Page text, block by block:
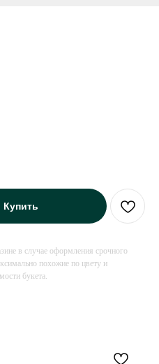
Купить
в случае оформления срочного
похожие по цвету и
букета.